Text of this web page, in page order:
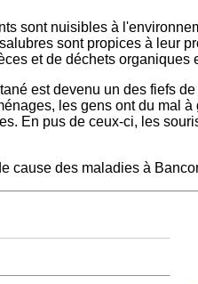
sont nuisibles à
sont propices à leur
et de déchets organiques
est devenu un des fiefs
les gens ont du mal à
En pus de ceux-ci, les
cause des maladies à